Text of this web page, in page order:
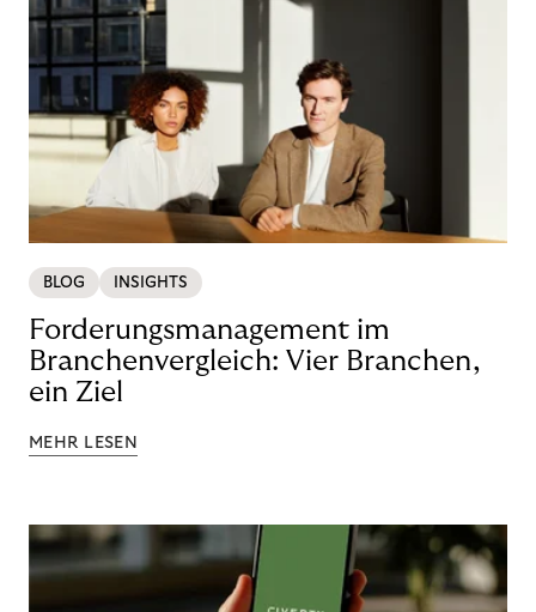
BLOG INSIGHTS
Forderungsmanagement im
Branchenvergleich: Vier Branchen,
ein Ziel
MEHR LESEN